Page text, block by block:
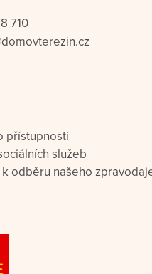
710
přístupnosti
služeb
odběru našeho